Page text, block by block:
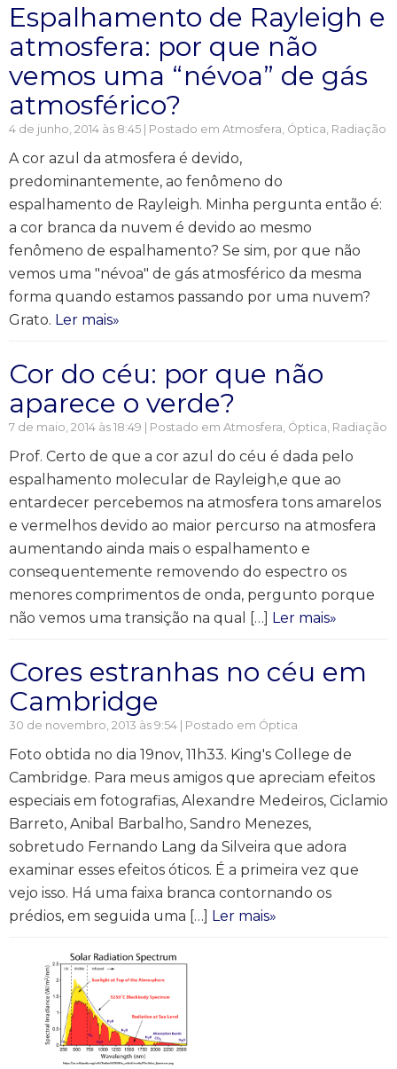
Espalhamento de Rayleigh e
atmosfera: por que não
vemos uma “névoa” de gás
atmosférico?
4 de junho, 2014 às 8:45 | Postado em Atmosfera, Óptica, Radiação
A cor azul da atmosfera é devido,
predominantemente, ao fenômeno do
espalhamento de Rayleigh. Minha pergunta então é:
a cor branca da nuvem é devido ao mesmo
fenômeno de espalhamento? Se sim, por que não
vemos uma "névoa" de gás atmosférico da mesma
forma quando estamos passando por uma nuvem?
Grato. Ler mais»
Cor do céu: por que não
aparece o verde?
7 de maio, 2014 às 18:49 | Postado em Atmosfera, Óptica, Radiação
Prof. Certo de que a cor azul do céu é dada pelo
espalhamento molecular de Rayleigh,e que ao
entardecer percebemos na atmosfera tons amarelos
e vermelhos devido ao maior percurso na atmosfera
aumentando ainda mais o espalhamento e
consequentemente removendo do espectro os
menores comprimentos de onda, pergunto porque
não vemos uma transição na qual […] Ler mais»
Cores estranhas no céu em
Cambridge
30 de novembro, 2013 às 9:54 | Postado em Óptica
Foto obtida no dia 19nov, 11h33. King's College de
Cambridge. Para meus amigos que apreciam efeitos
especiais em fotografias, Alexandre Medeiros, Ciclamio
Barreto, Anibal Barbalho, Sandro Menezes,
sobretudo Fernando Lang da Silveira que adora
examinar esses efeitos óticos. É a primeira vez que
vejo isso. Há uma faixa branca contornando os
prédios, em seguida uma […] Ler mais»